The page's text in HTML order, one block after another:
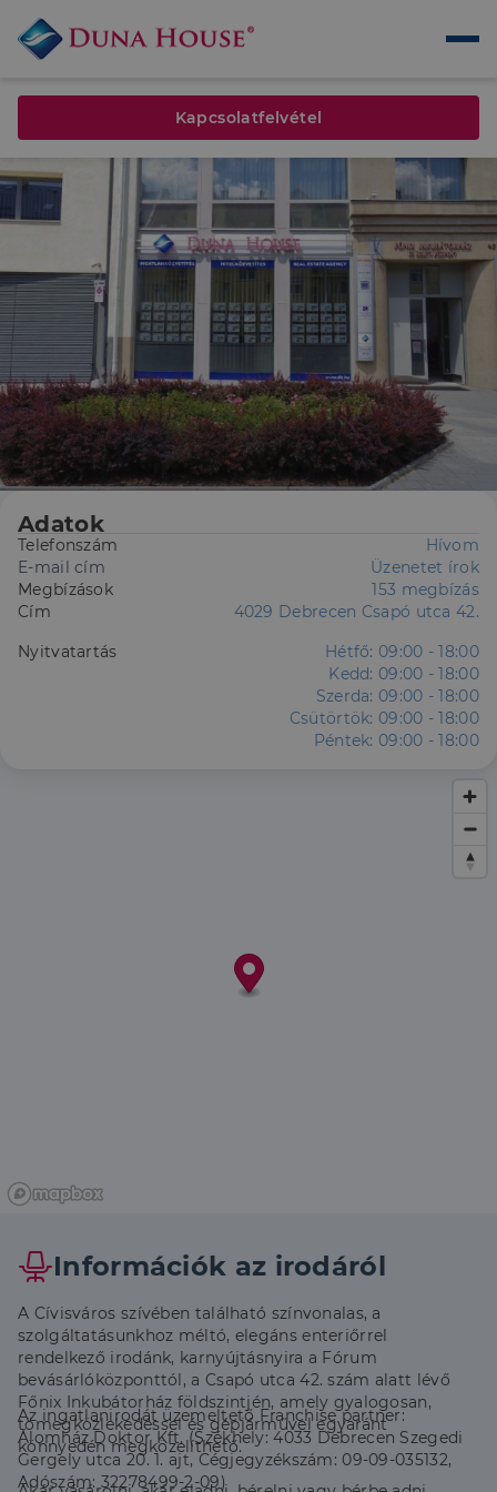
Kapcsolatfelvétel
Adatok
Telefonszám
Hívom
E-mail cím
Üzenetet írok
Megbízások
153 megbízás
Cím
4029 Debrecen Csapó utca 42.
Nyitvatartás
Hétfő: 09:00 - 18:00
Kedd: 09:00 - 18:00
Szerda: 09:00 - 18:00
Csütörtök: 09:00 - 18:00
Péntek: 09:00 - 18:00
Információk az irodáról
A Cívisváros szívében található színvonalas, a
szolgáltatásunkhoz méltó, elegáns enteriőrrel
rendelkező irodánk, karnyújtásnyira a Fórum
bevásárlóközponttól, a Csapó utca 42. szám alatt lévő
Főnix Inkubátorház földszintjén, amely gyalogosan,
tömegközlekedéssel és gépjárművel egyaránt
könnyedén megközelíthető.
Az ingatlanirodát üzemeltető Franchise partner:
Álomház Doktor Kft. (Székhely: 4033 Debrecen Szegedi
Gergely utca 20. 1. ajt, Cégjegyzékszám: 09-09-035132,
Adószám: 32278499-2-09)